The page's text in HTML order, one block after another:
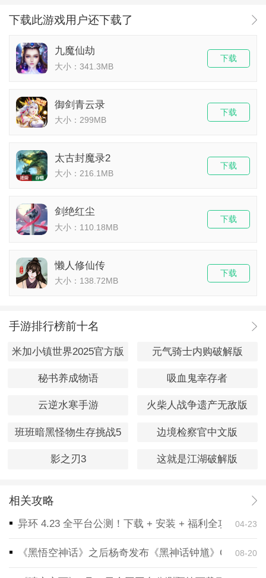
下载此游戏用户还下载了
九魔仙劫
大小：341.3MB
下载
御剑青云录
大小：299MB
下载
太古封魔录2
大小：216.1MB
下载
剑绝红尘
大小：110.18MB
下载
懒人修仙传
大小：138.72MB
下载
手游排行榜前十名
米加小镇世界2025官方版 元气骑士内购破解版
秘书养成物语 吸血鬼幸存者
云逆水寒手游 火柴人战争遗产无敌版
班班暗黑怪物生存挑战5 边境检察官中文版
影之刃3 这就是江湖破解版
相关攻略
异环 4.23 全平台公测！下载 + 安装 + 福利全攻略，一
04-23
《黑悟空神话》之后杨奇发布《黑神话钟馗》CG！预
08-20